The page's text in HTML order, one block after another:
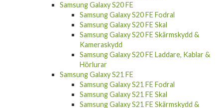
Samsung Galaxy S20 FE
Samsung Galaxy S20 FE Fodral
Samsung Galaxy S20 FE Skal
Samsung Galaxy S20 FE Skärmskydd &
Kameraskydd
Samsung Galaxy S20 FE Laddare, Kablar &
Hörlurar
Samsung Galaxy S21 FE
Samsung Galaxy S21 FE Fodral
Samsung Galaxy S21 FE Skal
Samsung Galaxy S21 FE Skärmskydd &